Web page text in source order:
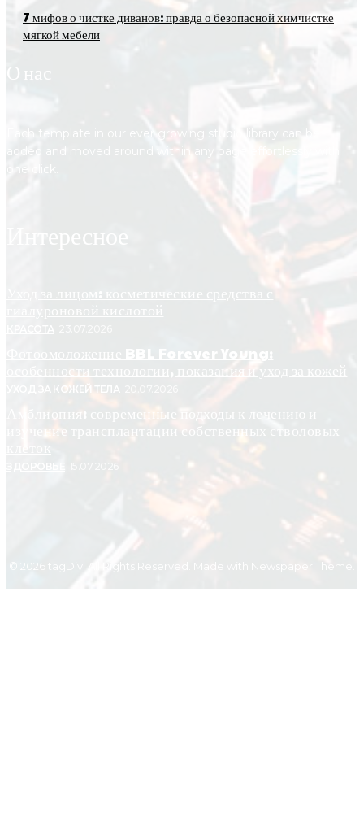
7 мифов о чистке диванов: правда о безопасной химчистке
мягкой мебели
О нас
Each template in our ever growing studio library can be
added and moved around within any page effortlessly with
Интересное
Уход за лицом: косметические средства с
гиалуроновой кислотой
КРАСОТА
Фотоомоложение BBL Forever Young:
особенности технологии, показания и уход за кожей
УХОД ЗА КОЖЕЙ ТЕЛА
Амблиопия: современные подходы к лечению и
изучение трансплантации собственных стволовых
клеток
ЗДОРОВЬЕ
© 2026 tagDiv. All Rights Reserved. Made with Newspaper Theme.